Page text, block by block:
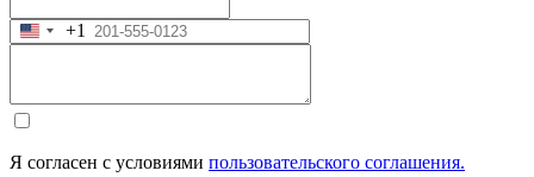
United
+1
Я согласен с условиями пользовательского соглашения.